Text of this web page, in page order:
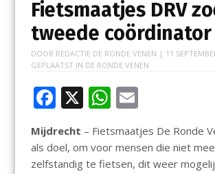
Fietsmaatjes DRV
tweede coördinator
DOOR REDACTIE DE RONDE VENEN | 11
GEPLAATST IN DE RONDE VENEN
F
ac
e
b
X W
at
s
E
ai
l
Mijdrecht – Fietsmaatjes De Ronde
als doel, om voor mensen die niet
zelfstandig te fietsen, dit weer